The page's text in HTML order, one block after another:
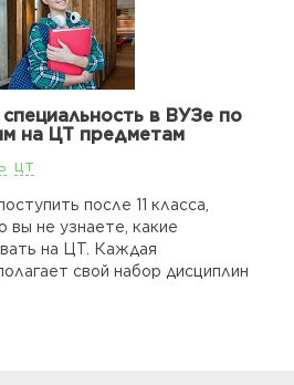
в ВУЗе по
на ЦТ предметам
цт
после 11 класса,
вы не узнаете, какие
на ЦТ. Каждая
свой набор дисциплин